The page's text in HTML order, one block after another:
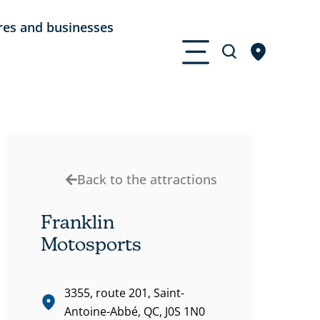
and businesses
Back to the attractions
Franklin
Motosports
3355, route 201, Saint-
Antoine-Abbé, QC, J0S 1N0